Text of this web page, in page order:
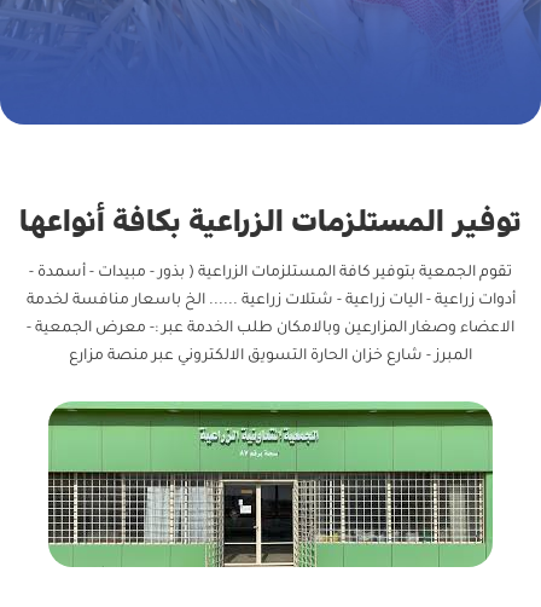
توفير المستلزمات الزراعية بكافة أنواعها
تقوم الجمعية بتوفير كافة المستلزمات الزراعية ( بذور - مبيدات - أسمدة -
أدوات زراعية - اليات زراعية - شتلات زراعية ...... الخ باسعار منافسة لخدمة
الاعضاء وصغار المزارعين وبالامكان طلب الخدمة عبر :- معرض الجمعية -
المبرز - شارع خزان الحارة التسويق الالكتروني عبر منصة مزارع